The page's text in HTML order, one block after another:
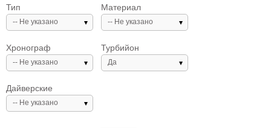
Тип
-- Не указано
Материал
-- Не указано
Хронограф
-- Не указано
Турбийон
Да
Дайверские
-- Не указано